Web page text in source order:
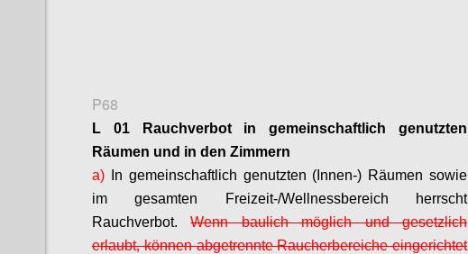
P68
L 01 Rauchverbot in gemeinschaftlich genutzten
Räumen und in den Zimmern
a)
In gemeinschaftlich genutzten (Innen-) Räumen sowie
im gesamten Freizeit-/Wellnessbereich herrscht
Rauchverbot.Wenn baulich möglich und gesetzlich
erlaubt, können abgetrennte Raucherbereiche eingerichtet